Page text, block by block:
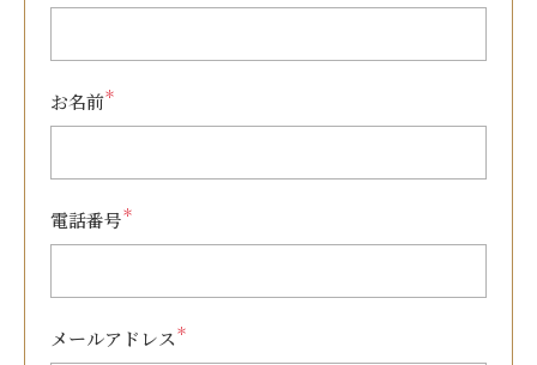
お名前＊
電話番号＊
メールアドレス ＊